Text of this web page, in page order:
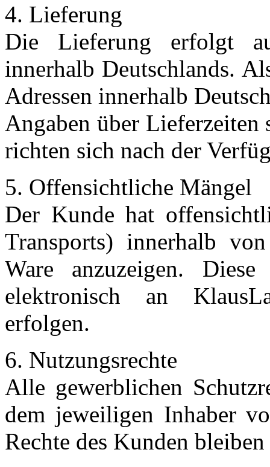
4. Lieferung
Die Lieferung erfolgt
innerhalb Deutschlands.
Adressen innerhalb
Angaben über
richten sich nach der
5. Offensichtliche Mängel
Der Kunde hat
Transports) innerhalb
Ware anzuzeigen.
elektronisch an
erfolgen.
6. Nutzungsrechte
Alle gewerblichen
dem jeweiligen Inhaber
Rechte des Kunden